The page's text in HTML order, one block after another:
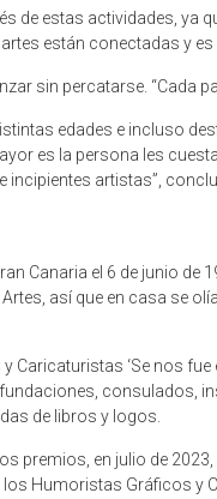
estas actividades, ya
están conectadas y es
sin percatarse. “Cada
edades e incluso
es la persona les
artistas”,
Canaria el 6 de junio
así que en casa se
‘Se nos
consulados,
de libros y logos.
premios, en julio de
Humoristas Gráficos y